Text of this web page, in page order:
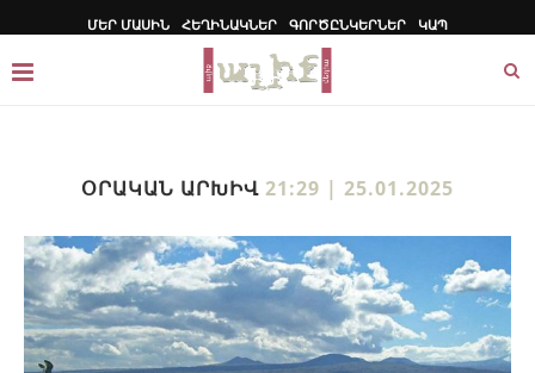
ՄԵՐ ՄԱՍԻՆ ՀԵՂԻՆԱԿՆԵՐ ԳՈՐԾԸՆԿԵՐՆԵՐ ԿԱՊ
ՕՐԱԿԱՆ ԱՐԽԻՎ 21:29 | 25.01.2025